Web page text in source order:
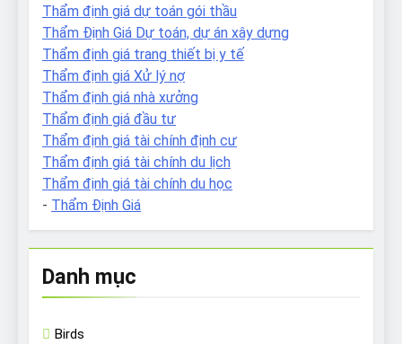
Thẩm định giá dự toán gói thầu
Thẩm Định Giá Dự toán, dự án xây dựng
Thẩm định giá trang thiết bị y tế
Thẩm định giá Xử lý nợ
Thẩm định giá nhà xưởng
Thẩm định giá đầu tư
Thẩm định giá tài chính định cư
Thẩm định giá tài chính du lịch
Thẩm định giá tài chính du học
- Thẩm Định Giá
Danh mục
Birds